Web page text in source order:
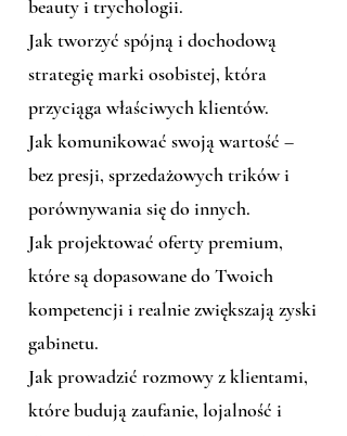
beauty i trychologii.
Jak tworzyć spójną i dochodową
strategię marki osobistej, która
przyciąga właściwych klientów.
Jak komunikować swoją wartość –
bez presji, sprzedażowych trików i
porównywania się do innych.
Jak projektować oferty premium,
które są dopasowane do Twoich
kompetencji i realnie zwiększają zyski
gabinetu.
Jak prowadzić rozmowy z klientami,
które budują zaufanie, lojalność i